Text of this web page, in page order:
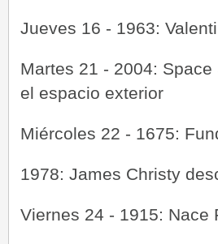
Jueves 16 - 1963:
Martes 21 - 2004:
el espacio exterior
Miércoles 22 - 1675:
1978: James Christy
Viernes 24 - 1915: Nace